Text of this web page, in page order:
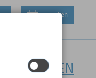
Drucken
SCHREIBEN